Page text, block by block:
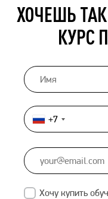
ХОЧЕШЬ
КУРС
Россия
+7
+7
Хочу купить